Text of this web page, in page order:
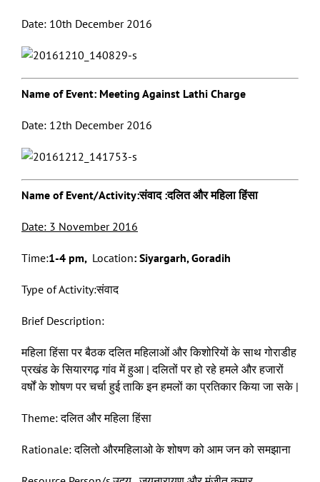
Date: 10th December 2016
Name of Event: Meeting Against Lathi Charge
Date: 12th December 2016
Name of Event/Activity:संवाद :दलित और महिला हिंसा
Date: 3 November 2016
Time:1-4 pm, Location: Siyargarh, Goradih
Type of Activity:संवाद
Brief Description:
महिला हिंसा पर बैठक दलित महिलाओं और किशोरियों के साथ गोराडीह
प्रखंड के सियारगढ़ गांव में हुआ | दलितों पर हो रहे हमले और हजारों
वर्षों के शोषण पर चर्चा हुई ताकि इन हमलों का प्रतिकार किया जा सके |
Theme: दलित और महिला हिंसा
Rationale: दलितो औरमहिलाओ के शोषण को आम जन को समझाना